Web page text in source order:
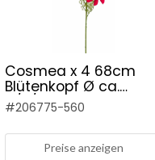
Cosmea x 4 68cm
Blütenkopf Ø ca.
4/8/11cm Farbe: cerise
#206775-560
Preise anzeigen